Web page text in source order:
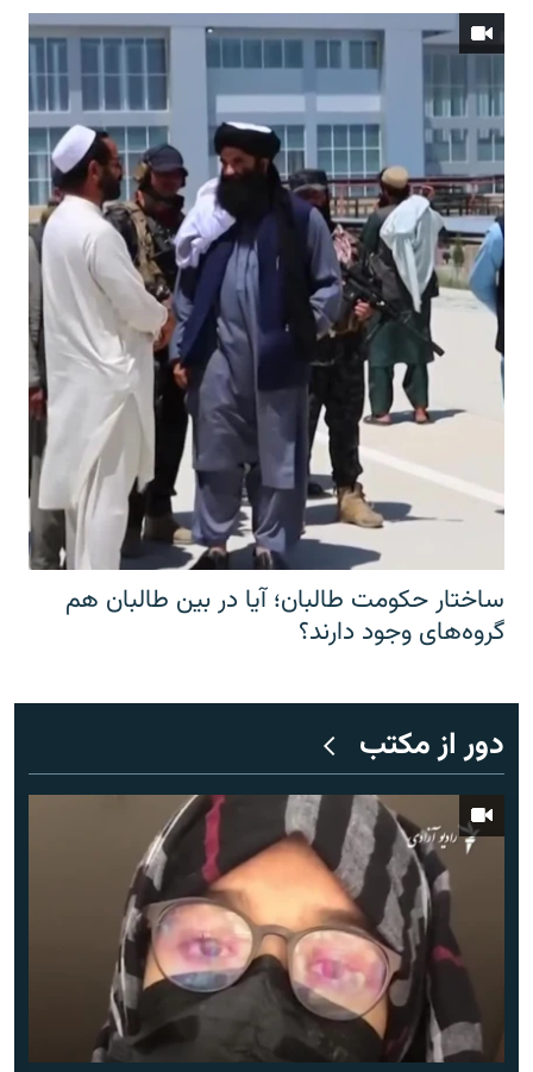
ساختار حکومت طالبان؛ آیا در بین طالبان هم
گروه‌های وجود دارند؟
دور از مکتب